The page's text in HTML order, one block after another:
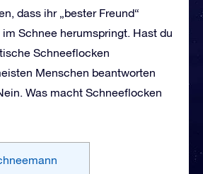
dass ihr „bester Freund“
Schnee herumspringt. Hast du
Schneeflocken
Menschen beantworten
Was macht Schneeflocken